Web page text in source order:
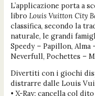
L’applicazione porta a
libro Louis Vuitton City
classifica, secondo la
naturale, le grandi
Speedy – Papillon, Alma
Neverfull, Pochettes –
Divertiti con i giochi
distrarre dalle Louis
• X-Ray: cancella col